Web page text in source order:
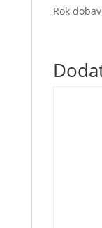
Rok